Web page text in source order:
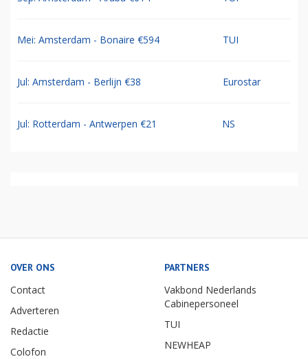
Mei: Amsterdam - Bonaire €594 TUI
Jul: Amsterdam - Berlijn €38 Eurostar
Jul: Rotterdam - Antwerpen €21 NS
OVER ONS
Contact
Adverteren
Redactie
Colofon
PARTNERS
Vakbond Nederlands
Cabinepersoneel
TUI
NEWHEAP